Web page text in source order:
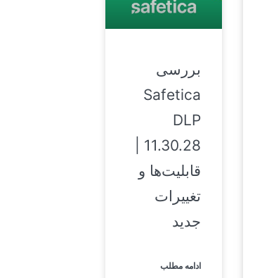
بررسی
Safetica
DLP
قابلیت‌ها و
تغییرات
جدید
ادامه مطلب